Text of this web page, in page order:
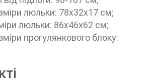
люльки: 78х32х17 см;
люльки: 86х46х62 см;
прогулянкового блоку: